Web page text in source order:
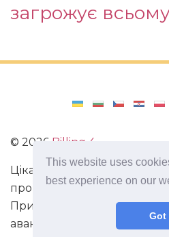
This website uses
best experience on our
Got
загрожує
© 2026 Billing 4
Цікаві та захоплюючі факти з
про виживання в
Пригоди, маршрути і
авантюриста. Все про